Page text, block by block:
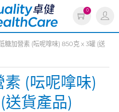
0
糖加營素 (呍呢嗱味) 850克 x 3罐 (送
(呍呢嗱味)
貨產品)